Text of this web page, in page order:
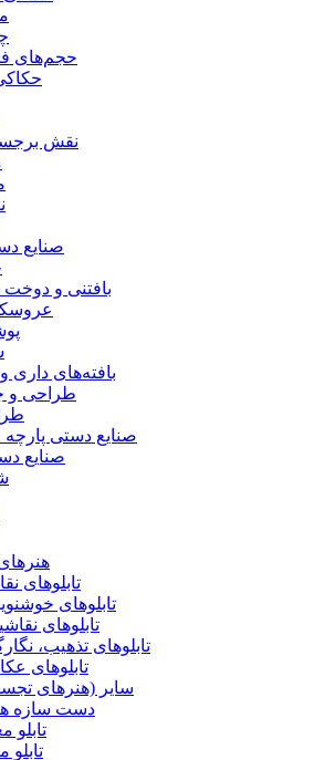
حجم‌های
نقش
صنایع
بافتنی‌ و
بافته‌های داری و
طراحی و
صنایع دستی
صنایع
تابلوهای
تابلوهای
تابلوهای
تابلوهای تذهیب،
تابلوهای
سایر (هنرهای
دست سازه
تابلو
تابلو